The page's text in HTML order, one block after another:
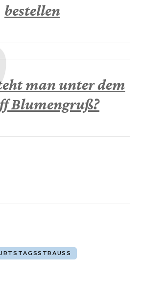
bestellen
man unter dem
Blumengruß?